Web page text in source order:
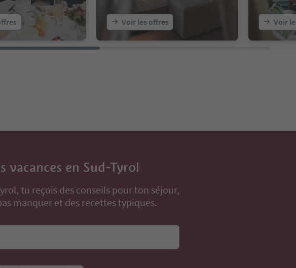
Voir les offres Voir
vacances en Sud-Tyrol
tu reçois des conseils pour ton séjour,
manquer et des recettes typiques.